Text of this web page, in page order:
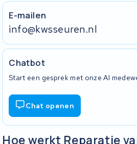
E-mailen
info@kwsseuren.nl
Chatbot
Start een gesprek met onze AI
Chat openen
Hoe werkt Reparatie